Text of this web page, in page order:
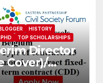
HISTORY
PHD TOP SCHOLARSHIPS
Director
Cover)/
Civil